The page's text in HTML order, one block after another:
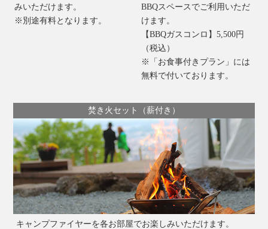
みいただけます。
※別途有料となります。
BBQスペースでご利用いただ
けます。
【BBQガスコンロ】5,500円
（税込）
※「お食事付きプラン」には
無料で付いております。
焚き火セット（薪付き）
キャンプファイヤーを各お部屋でお楽しみいただけます。